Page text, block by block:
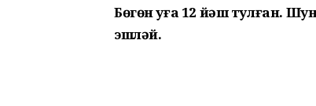
Бөгөн уға 12 йәш тулған.
эшләй.